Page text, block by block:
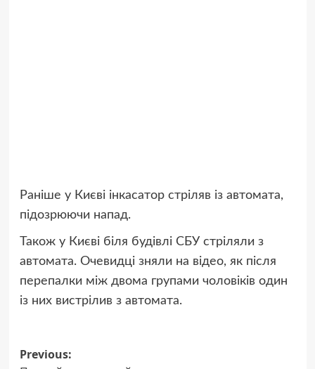
Раніше у Києві інкасатор стріляв із автомата,
підозрюючи напад.
Також у Києві біля будівлі СБУ стріляли з
автомата. Очевидці зняли на відео, як після
перепалки між двома групами чоловіків один
із них вистрілив з автомата.
Post
Previous: